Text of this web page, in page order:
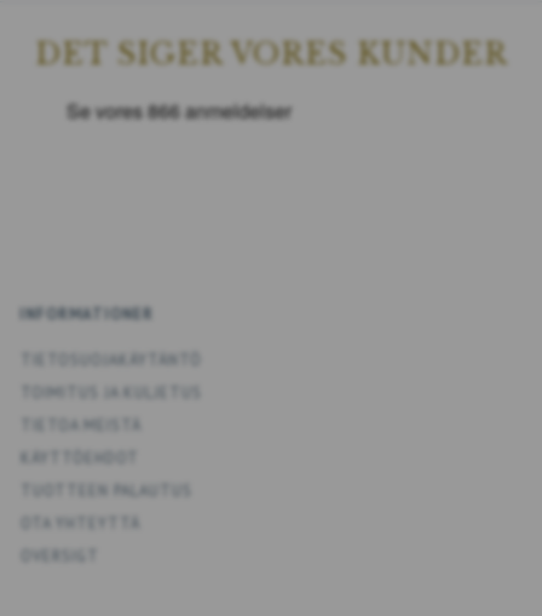
DET SIGER VORES KUNDER
INFORMATIONER
TIETOSUOJAKÄYTÄNTÖ
TOIMITUS JA KULJETUS
TIETOA MEISTÄ
TUOTTEEN PALAUTUS